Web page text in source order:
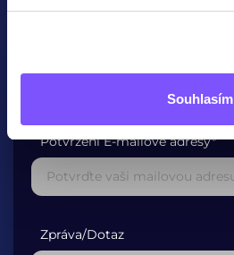
Souhlasím
Potvrzení E-mailové adresy*
Zpráva/Dotaz